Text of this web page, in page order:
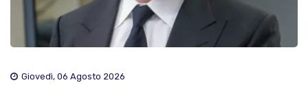
Giovedì, 06 Agosto 2026